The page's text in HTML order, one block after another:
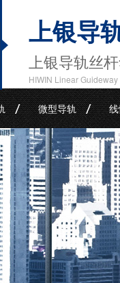
上银导
上银导轨丝
HIWIN Linear Guideway
微型导轨